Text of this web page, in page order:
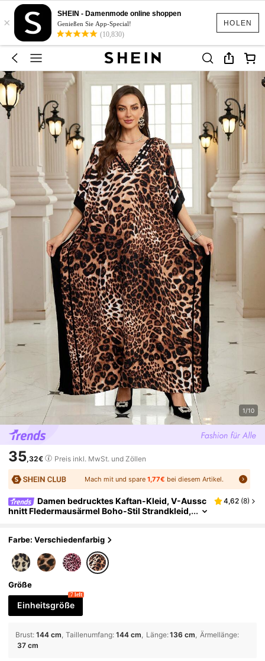
HOLEN
×
SHEIN - Damenmode online shoppen
Genießen Sie App-Special!
(10,830)
1/10
35,32€ Preis inkl. MwSt. und Zöllen
Mach mit und spare1,77€ bei diesem Artikel.
Damen bedrucktes Kaftan-Kleid, V-Aussc
hnitt Fledermausärmel Boho-Stil Strandkleid,
4,62 (8)
Farbe: Verschiedenfarbig
Größe
Einheitsgröße
7 left
Brust: 144 cm Taillenumfang: 144 cm Länge:136 cm Ärmellänge:
37 cm